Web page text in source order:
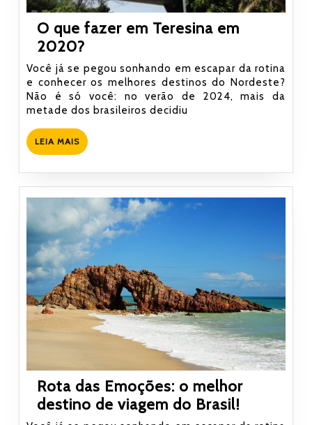
O que fazer em Teresina em
2020?
que
fazer
em
Teresina
em
2020?
Você já se pegou sonhando em escapar da rotina
e conhecer os melhores destinos do Nordeste?
Não é só você: no verão de 2024, mais da
metade dos brasileiros decidiu
LEIA MAISLEIA
MAIS
Rota das Emoções: o melhor
destino de viagem do Brasil!